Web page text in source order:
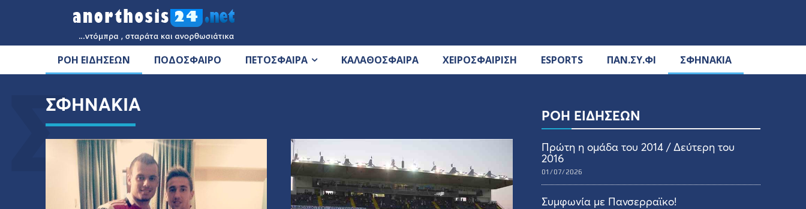
ΡΟΗ ΕΙΔΗΣΕΩΝ ΠΟΔΟΣΦΑΙΡΟ ΠΕΤΟΣΦΑΙΡΑ ΚΑΛΑΘΟΣΦΑΙΡΑ ΧΕΙΡΟΣΦΑΙΡΙΣΗ ESPORTS ΠΑΝ.ΣΥ.ΦΙ ΣΦΗΝΑΚΙΑ
ΣΦΗΝΑΚΙΑ
Σ ΡΟΗ ΕΙΔΗΣΕΩΝ
Πρώτη η ομάδα του 2014 / Δεύτερη του
2016
01/07/2026
Συμφωνία με Πανσερραϊκο!